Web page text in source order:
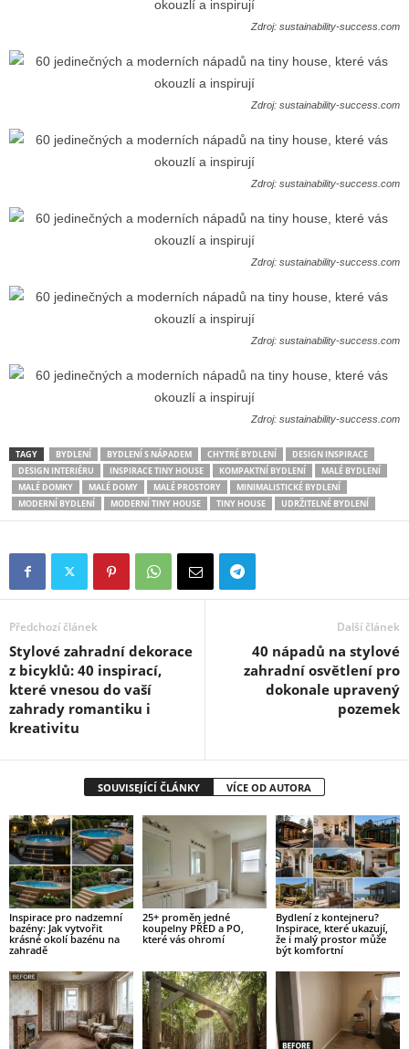
Zdroj: sustainability-success.com
Zdroj: sustainability-success.com
Zdroj: sustainability-success.com
Zdroj: sustainability-success.com
Zdroj: sustainability-success.com
Zdroj: sustainability-success.com
TAGY BYDLENÍ BYDLENÍ S NÁPADEM CHYTRÉ BYDLENÍ
DESIGN INSPIRACE
DESIGN INTERIÉRU
INSPIRACE TINY HOUSE KOMPAKTNÍ BYDLENÍ
MALÉ BYDLENÍ
MALÉ DOMKY
MALÉ DOMY MALÉ PROSTORY
MINIMALISTICKÉ BYDLENÍ
MODERNÍ BYDLENÍ
MODERNÍ TINY HOUSE TINY HOUSE UDRŽITELNÉ BYDLENÍ
Předchozí článek
Stylové zahradní dekorace
z bicyklů: 40 inspirací,
které vnesou do vaší
zahrady romantiku i
kreativitu
Další článek
40 nápadů na stylové
zahradní osvětlení pro
dokonale upravený
pozemek
SOUVISEJÍCÍ ČLÁNKY VÍCE OD AUTORA
Inspirace pro nadzemní
bazény: Jak vytvořit
krásné okolí bazénu na
zahradě
25+ proměn jedné
koupelny PŘED a PO,
které vás ohromí
Bydlení z kontejneru?
Inspirace, které ukazují,
že i malý prostor může
být komfortní